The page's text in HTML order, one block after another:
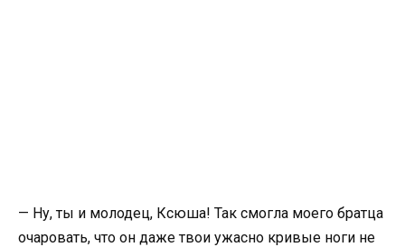
— Ну, ты и молодец, Ксюша! Так смогла моего братца
очаровать, что он даже твои ужасно кривые ноги не